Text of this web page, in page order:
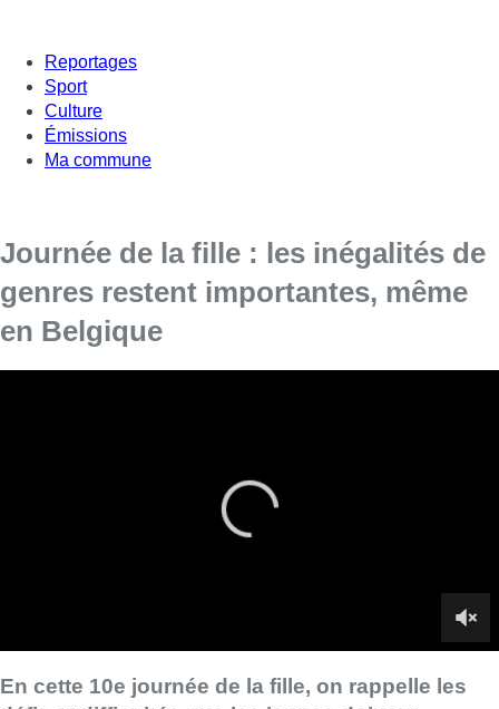
Reportages
Sport
Culture
Émissions
Ma commune
Journée de la fille : les inégalités de
genres restent importantes, même
en Belgique
Belgique, était l’invitée du 12h30.
existe des bons et des moins bons élèves. Les premiers de
classe sont toujours les pays scandinaves, quand la Belgique
est plutôt au rang derrière. Les rapports publiés par Plan
comme :“la participation à l’économie, accès à l’éducation ou